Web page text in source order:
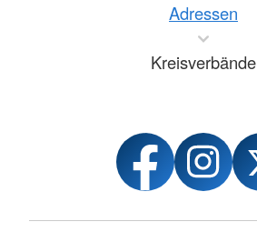
Adressen
Kreisverbände